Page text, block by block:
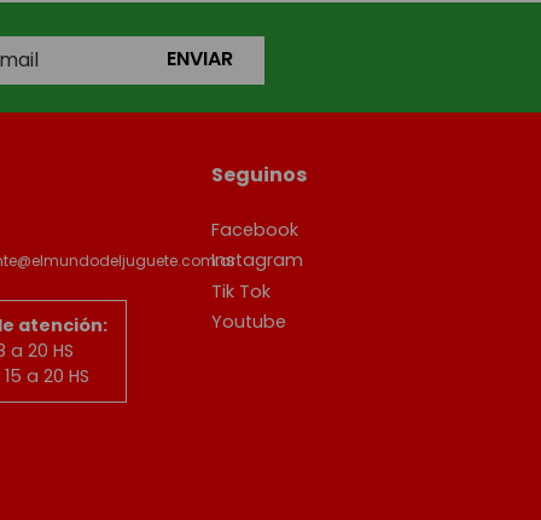
ENVIAR
atención:
a 20 HS
a 20 HS
Seguinos
Facebook
Instagram
Tik Tok
Youtube